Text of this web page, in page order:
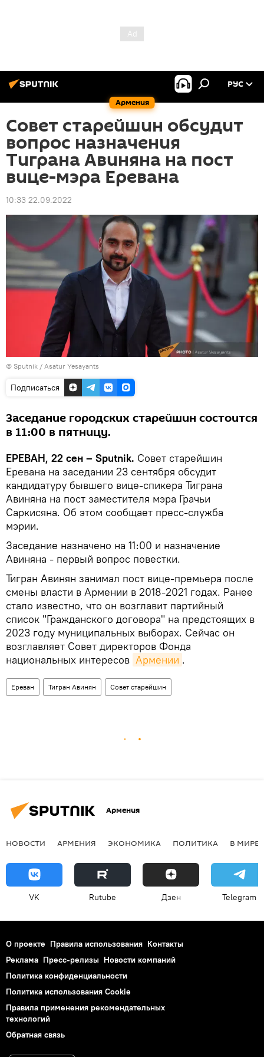
Армения
РУС
Совет старейшин обсудит
вопрос назначения
Тиграна Авиняна на пост
вице-мэра Еревана
10:33 22.09.2022
© Sputnik / Asatur Yesayants
Подписаться
Заседание городских старейшин состоится
в 11։00 в пятницу.
ЕРЕВАН, 22 сен – Sputnik. Совет старейшин
Еревана на заседании 23 сентября обсудит
кандидатуру бывшего вице-спикера Тиграна
Авиняна на пост заместителя мэра Грачьи
Саркисяна. Об этом сообщает пресс-служба
мэрии.
Заседание назначено на 11։00 и назначение
Авиняна - первый вопрос повестки.
Тигран Авинян занимал пост вице-премьера после
смены власти в Армении в 2018-2021 годах. Ранее
стало известно, что он возглавит партийный
список "Гражданского договора" на предстоящих в
2023 году муниципальных выборах. Сейчас он
возглавляет Совет директоров Фонда
национальных интересов Армении .
Ереван Тигран Авинян Совет старейшин
Армения
НОВОСТИ АРМЕНИЯ ЭКОНОМИКА ПОЛИТИКА В МИРЕ
VK Rutube Дзен Telegram
О проекте Правила использования Контакты
Реклама Пресс-релизы Новости компаний
Политика конфиденциальности
Политика использования Cookie
Правила применения рекомендательных
технологий
Обратная связь